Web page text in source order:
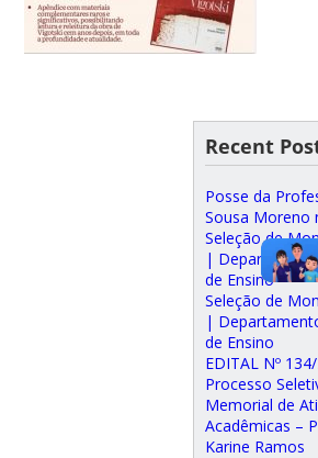
Recent
Posse da
Sousa Moreno
Seleção de
|
de Ensino
Seleção de
|
de Ensino
EDITAL Nº
Processo
Memorial de
Acadêmicas –
Karine Ramos